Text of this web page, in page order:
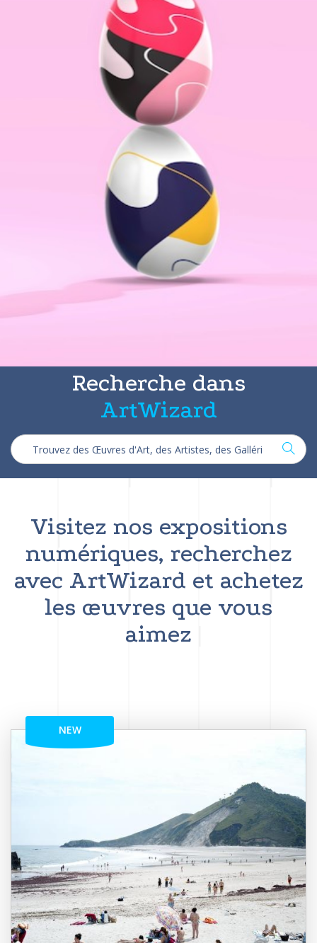
Recherche dans
ArtWizard
Visitez nos expositions
numériques, recherchez
avec ArtWizard et achetez
les œuvres que vous
aimez
NEW